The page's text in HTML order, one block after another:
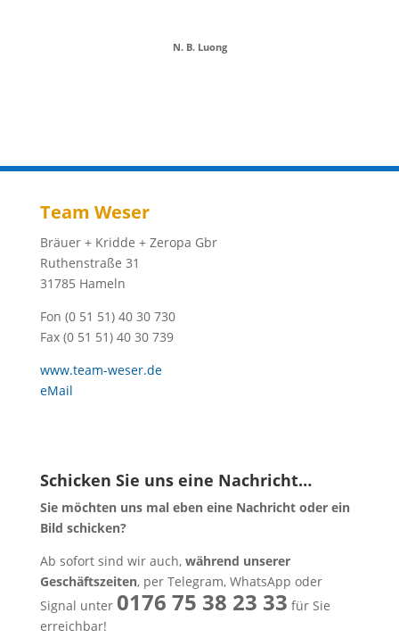
N. B. Luong
Team Weser
Bräuer + Kridde + Zeropa Gbr
Ruthenstraße 31
31785 Hameln
Fon (0 51 51) 40 30 730
Fax (0 51 51) 40 30 739
www.team-weser.de
eMail
Schicken Sie uns eine Nachricht…
Sie möchten uns mal eben eine Nachricht oder ein
Bild schicken?
Ab sofort sind wir auch, während unserer
Geschäftszeiten, per Telegram, WhatsApp oder
Signal unter 0176 75 38 23 33 für Sie
erreichbar!